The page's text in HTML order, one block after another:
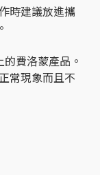
時建議放進攜
費洛蒙產品。
常現象而且不